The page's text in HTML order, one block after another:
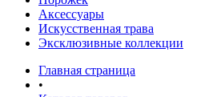
Аксессуары
Искусственная трава
Эксклюзивные коллекции
Главная страница
•